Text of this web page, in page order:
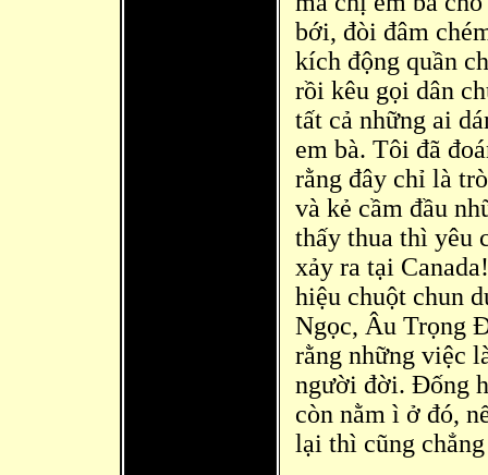
bới, đòi đâm
kích động quần
rồi kêu gọi dân
tất cả những ai
em bà. Tôi đã đ
rằng đây chỉ là
và kẻ cầm đầu
thấy thua thì yêu
xảy ra tại
hiệu chuột chun
Ngọc, Âu Trọng
rằng những việc
người đời. Đống
còn nằm ì ở đó,
lại thì cũng